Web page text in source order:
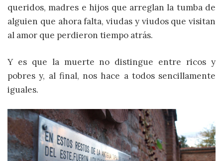
queridos, madres e hijos que arreglan la tumba de
alguien que ahora falta, viudas y viudos que visitan
al amor que perdieron tiempo atrás.
Y es que la muerte no distingue entre ricos y
pobres y, al final, nos hace a todos sencillamente
iguales.